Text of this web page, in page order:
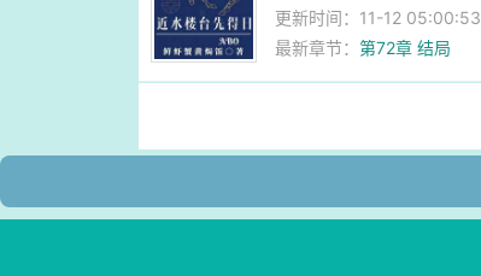
更新时间：11-12 05:00:53
最新章节：第72章 结局